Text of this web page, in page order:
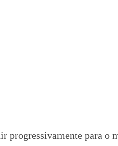
progressivamente para o